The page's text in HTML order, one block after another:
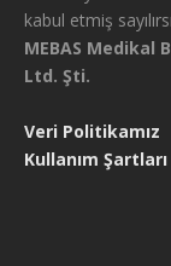
kabul etmiş
MEBAS Medikal
Ltd. Şti.
Veri Politikamız
Kullanım Şartları